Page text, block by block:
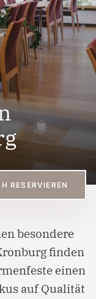
RESERVIEREN
besondere
finden
einen
auf Qualität